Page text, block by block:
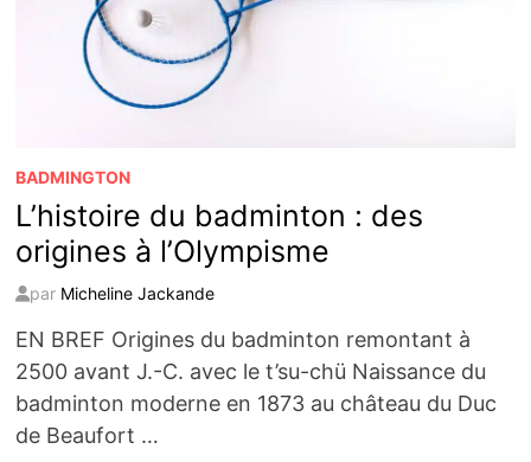
BADMINGTON
L’histoire du badminton : des
origines à l’Olympisme
par Micheline Jackande
EN BREF Origines du badminton remontant à
2500 avant J.-C. avec le t’su-chü Naissance du
badminton moderne en 1873 au château du Duc
de Beaufort …